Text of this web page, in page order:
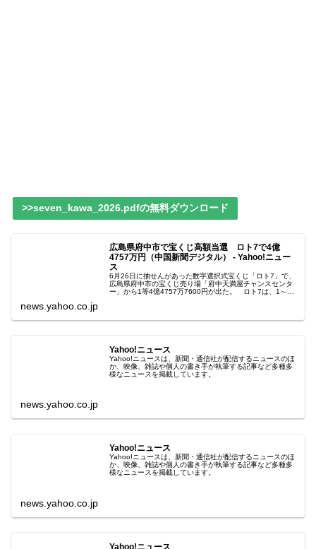
>>seven_kawa_2026.pdfの無料ダウンロード
広島県府中市で宝くじ高額当選 ロト7で4億
4757万円（中国新聞デジタル） - Yahoo!ニュー
ス
6月26日に抽せんがあった数字選択式宝くじ「ロト7」で、
広島県府中市の宝くじ売り場「府中天満屋チャンスセンタ
ー」から1等4億4757万7600円が出た。 ロト7は、1～37
news.yahoo.co.jp
Yahoo!ニュース
Yahoo!ニュースは、新聞・通信社が配信するニュースのほ
か、映像、雑誌や個人の書き手が執筆する記事など多種多
様なニュースを掲載しています。
news.yahoo.co.jp
Yahoo!ニュース
Yahoo!ニュースは、新聞・通信社が配信するニュースのほ
か、映像、雑誌や個人の書き手が執筆する記事など多種多
様なニュースを掲載しています。
news.yahoo.co.jp
Yahoo!ニュース